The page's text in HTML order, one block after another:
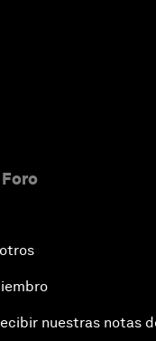
nuestras notas